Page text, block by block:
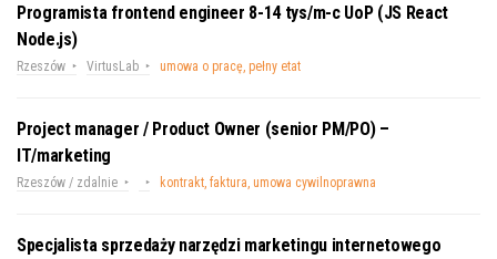
Programista frontend engineer 8-14 tys/m-c UoP (JS React
Node.js)
Rzeszów VirtusLab umowa o pracę, pełny etat
Project manager / Product Owner (senior PM/PO) –
IT/marketing
Rzeszów / zdalnie kontrakt, faktura, umowa cywilnoprawna
Specjalista sprzedaży narzędzi marketingu internetowego